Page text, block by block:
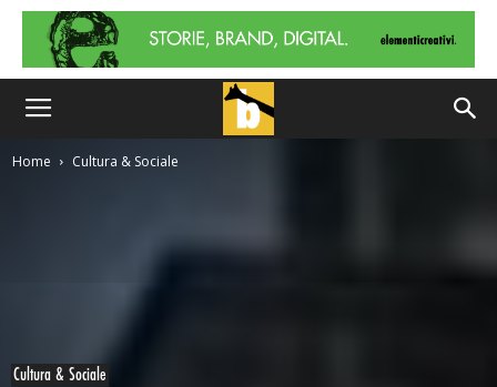
Home Cultura & Sociale
Cultura & Sociale